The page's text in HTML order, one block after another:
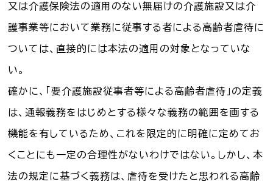
又は介護保険法の適用のない無届けの介護施設又は介
護事業等において業務に従事する者による高齢者虐待に
ついては、直接的には本法の適用の対象となっていな
い。
確かに、「要介護施設従事者等による高齢者虐待」の定義
は、通報義務をはじめとする様々な義務の範囲を画する
機能を有しているため、これを限定的に明確に定めてお
くことにも一定の合理性がないわけではない。しかし、本
法の規定に基づく義務は、虐待を受けたと思われる高齢